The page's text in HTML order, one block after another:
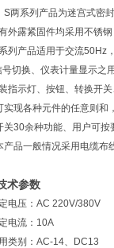
S两系列产品为迷宫式密
外露紧固件均采用不锈
列产品适用于交流50Hz
号切换、仪表计量显示之
指示灯、按钮、转换开
实现各种元件的任意则和
关30余种功能、用户可按
产品一般情况采用电缆布
术参数
电压：AC 220V/380V
电流：10A
类别：AC-14、DC13